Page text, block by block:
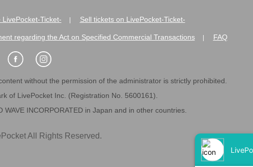
LivePocket-Ticket- Sell tickets on LivePocket-Ticket-
regarding the Act on Specified Commercial Transactions FAQ
without the permission of the administrator is strictly prohibited.
of LivePocket Inc. (Registration No. 5600161).
INCORPORATED in Japan and in other countries.
All Rights Reserved.